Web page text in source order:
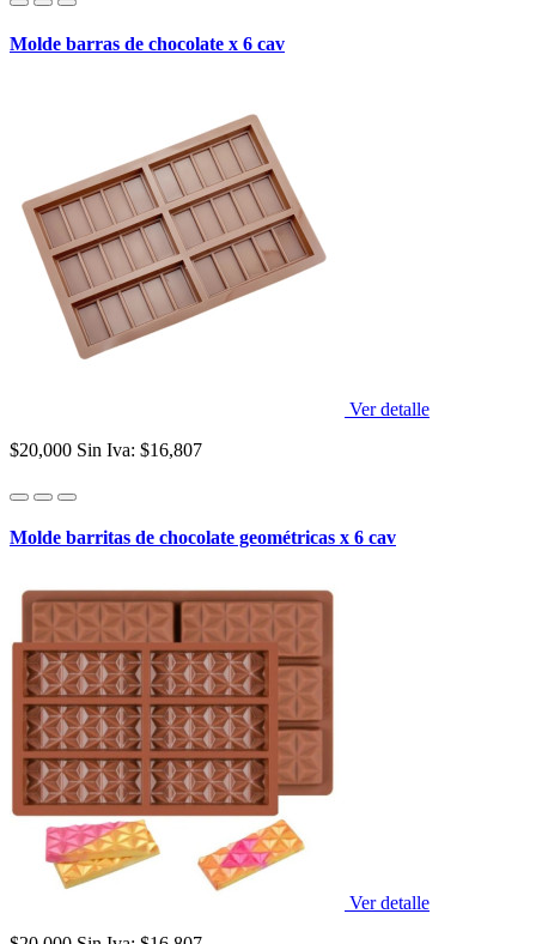
Molde barras de chocolate x 6 cav
Ver detalle
$20,000 Sin Iva: $16,807
Molde barritas de chocolate geométricas x 6 cav
Ver detalle